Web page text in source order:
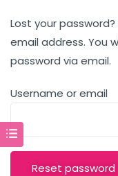
Lost your
email address. You
password via email.
Username or email
Reset password